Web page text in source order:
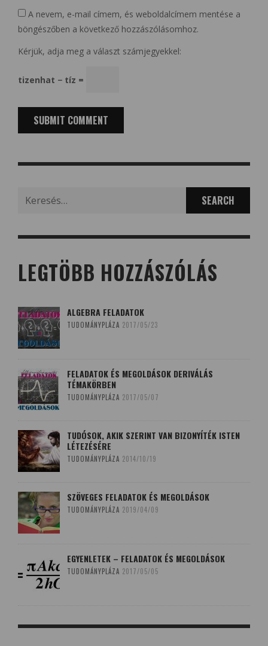
A nevem, e-mail címem, és weboldalcímem mentése a
böngészőben a következő hozzászólásomhoz.
Kérjük, adja meg a választ számjegyekkel:
tizenhat − tíz =
for:
LEGTÖBB HOZZÁSZÓLÁS
ALGEBRA FELADATOK
TUDOMÁNYPLÁZA 2017/05/23
FELADATOK ÉS MEGOLDÁSOK DERIVÁLÁS
TÉMAKÖRBEN
TUDOMÁNYPLÁZA 2017/05/07
TUDÓSOK, AKIK SZERINT VAN BIZONYÍTÉK ISTEN
LÉTEZÉSÉRE
TUDOMÁNYPLÁZA 2014/10/19
SZÖVEGES FELADATOK ÉS MEGOLDÁSOK
TUDOMÁNYPLÁZA 2019/04/09
EGYENLETEK – FELADATOK ÉS MEGOLDÁSOK
TUDOMÁNYPLÁZA 2017/05/05